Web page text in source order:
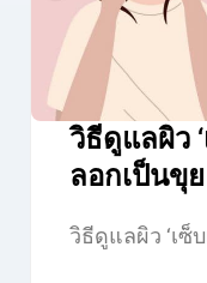
วิธีดูแลผิว
ลอกเป็นขุ
วิธีดูแลผิว ‘เซ็